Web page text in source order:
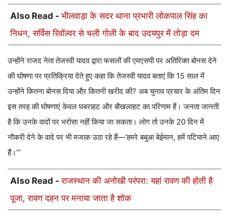
Also Read - भीलवाड़ा के सदर थाना प्रभारी लोकपाल सिंह का
निधन, सर्विस रिवॉल्वर से चली गोली के बाद उदयपुर में तोड़ा दम
उन्होंने राजद नेता तेजस्वी यादव द्वारा फसलों की एमएसपी पर अतिरिक्त बोनस देने
की घोषणा पर प्रतिक्रिया देते हुए कहा कि तेजस्वी यादव बताएं कि 15 साल में
उन्होंने कितना बोनस दिया और कितनी खरीद की? अब चुनाव प्रचार के अंतिम दिन
इस तरह की घोषणाएं केवल घबराहट और बौखलाहट का परिणाम हैं। जनता जानती
है कि उनके वादों पर भरोसा नहीं किया जा सकता। लोग तो उनके 20 दिन में
नौकरी देने के वादे पर भी मजाक उठा रहे हैं—‘हमरे बबुआ बेईमान, हमें पटियाने आए
हैं।’”
Also Read -राजस्थान की अनोखी परंपरा: यहां रावण की होती है
पूजा, रावण दहन पर मनाया जाता है शोक